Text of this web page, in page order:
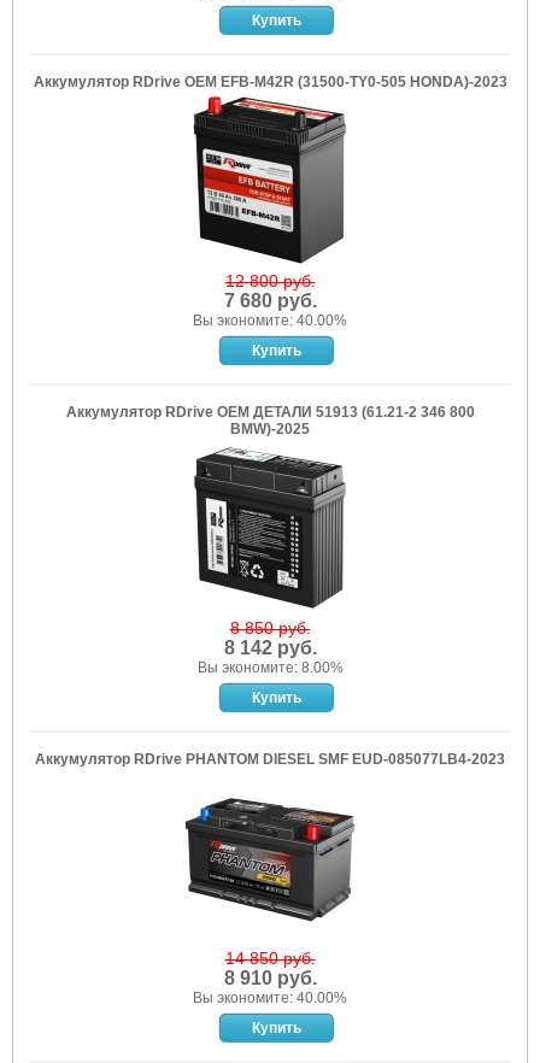
Аккумулятор RDrive OEM EFB-M42R (31500-TY0-505 HONDA)-2023
12 800 руб.
7 680 руб.
Вы экономите: 40.00%
Аккумулятор RDrive OEM ДЕТАЛИ 51913 (61.21-2 346 800
BMW)-2025
8 850 руб.
8 142 руб.
Вы экономите: 8.00%
Аккумулятор RDrive PHANTOM DIESEL SMF EUD-085077LB4-2023
14 850 руб.
8 910 руб.
Вы экономите: 40.00%